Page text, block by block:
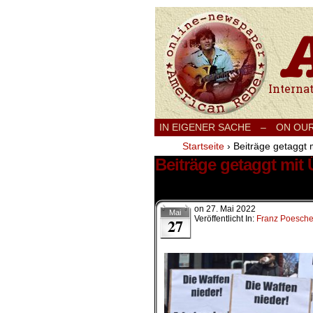
IN EIGENER SACHE – ON
Startseite › Beiträge getaggt
Beiträge getaggt mit
Mai
27
on 27. Mai 2022
Veröffentlicht In: Franz Poeschel